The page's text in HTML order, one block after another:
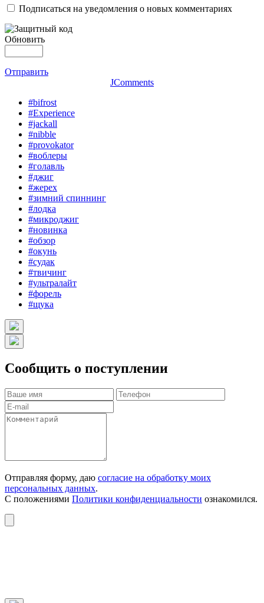
Подписаться на уведомления о новых комментариях
Обновить
Отправить
JComments
#bifrost
#Experience
#jackall
#nibble
#provokator
#воблеры
#голавль
#джиг
#жерех
#зимний спиннинг
#лодка
#микроджиг
#новинка
#обзор
#окунь
#судак
#твичинг
#ультралайт
#форель
#щука
Сообщить о поступлении
Отправляя форму, даю согласие на обработку моих
персональных данных.
С положениями Политики конфиденциальности ознакомился.